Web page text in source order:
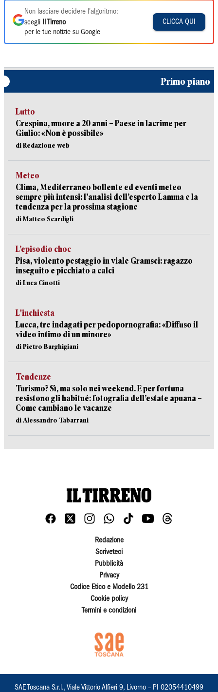
Non lasciare decidere l'algoritmo:
scegli
Il Tirreno
per le tue notizie su Google
CLICCA QUI
Primo piano
Lutto
Crespina, muore a 20 anni – Paese in lacrime per
Giulio: «Non è possibile»
di Redazione web
Meteo
Clima, Mediterraneo bollente ed eventi meteo
sempre più intensi: l’analisi dell’esperto Lamma e la
tendenza per la prossima stagione
di Matteo Scardigli
L’episodio choc
Pisa, violento pestaggio in viale Gramsci: ragazzo
inseguito e picchiato a calci
di Luca Cinotti
L'inchiesta
Lucca, tre indagati per pedopornografia: «Diffuso il
video intimo di un minore»
di Pietro Barghigiani
Tendenze
Turismo? Sì, ma solo nei weekend. E per fortuna
resistono gli habitué: fotografia dell’estate apuana –
Come cambiano le vacanze
di Alessandro Tabarrani
Redazione
Scriveteci
Pubblicità
Privacy
Codice Etico e Modello 231
Cookie policy
Termini e condizioni
SAE Toscana S.r.l., Viale Vittorio Alfieri 9, Livorno – PI 02054410499